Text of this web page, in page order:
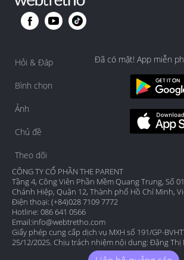
Hỏi & Đáp
Bình chọn
Ảnh
Chủ đề
Theo dõi
Đã có mặt! App miễn
CÔNG TY CỔ PHẦN THE PARENT
Tầng 4, Công Viên Phần Mềm Quang Trung, Số
Chánh Hiệp, Quận 12, Thành phố Hồ Chí Minh,
Điện thoại: (+84)028 7109 7772
Hotline: 086 641 0566
Email:info@webtretho.com
Giấy phép cung cấp dịch vụ MXH số 191/GP-
25/12/2025. Chịu trách nhiệm nội dung: Đặng Thị